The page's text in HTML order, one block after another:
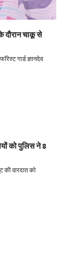
दौरान चाकू से
गार्ड ज्ञानदेव
को पुलिस ने 8
की वारदात को